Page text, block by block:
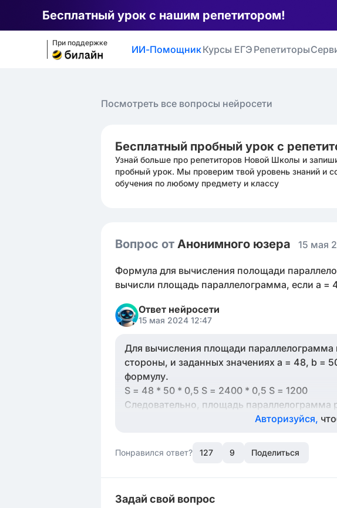
Бесплатный урок с нашим репетитором!
При поддержке
ИИ-ПомощникКурсы ЕГЭ Репетиторы
Посмотреть все вопросы нейросети
Бесплатный пробный урок с
Узнай больше про репетиторов Новой Школы и
пробный урок. Мы проверим твой уровень знаний и
обучения по любому предмету и классу
Вопрос от Анонимного юзера 15 мая
Формула для вычисления полощади
вычисли площадь параллелограмма, если a =
Ответ нейросети
15 мая 2024 12:47
Для вычисления площади
стороны, и заданных значениях a = 48, b =
формулу.
S = 48 * 50 * 0,5 S = 2400 * 0,5 S = 1200
Следовательно, площадь параллелограмма
Авторизуйся,
Понравился ответ? 127 9 Поделиться
Задай свой вопрос